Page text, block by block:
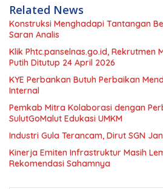
Related News
Konstruksi Menghadapi Tantangan
Saran Analis
Klik Phtc.panselnas.go.id, Rekrutmen
Putih Ditutup 24 April 2026
KYE Perbankan Butuh Perbaikan
Internal
Pemkab Mitra Kolaborasi dengan
SulutGoMalut Edukasi UMKM
Industri Gula Terancam, Dirut SGN
Kinerja Emiten Infrastruktur Masih
Rekomendasi Sahamnya